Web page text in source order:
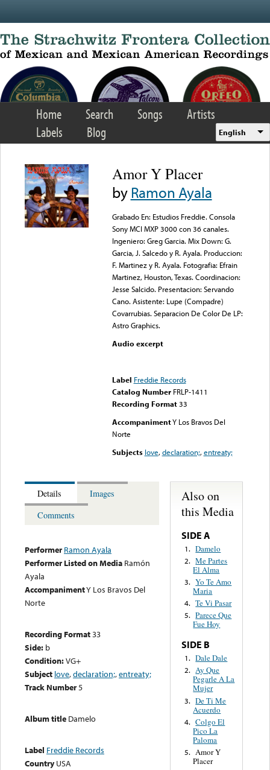
Home Search Songs
Artists
Labels
Blog English
Amor Y Placer
byRamon Ayala
Grabado En: Estudios Freddie. Consola
Sony MCI MXP 3000 con 36 canales.
Ingeniero: Greg Garcia. Mix Down: G.
Garcia, J. Salcedo y R. Ayala. Produccion:
F. Martinez y R. Ayala. Fotografia: Efrain
Martinez, Houston, Texas. Coordinacion:
Jesse Salcido. Presentacion: Servando
Cano. Asistente: Lupe (Compadre)
Covarrubias. Separacion De Color De LP:
Astro Graphics.
Audio excerpt
Label Freddie Records
Catalog Number FRLP-1411
Recording Format33
AccompanimentY Los Bravos Del
Norte
Subjects love,declaration;,entreaty;
Details
Images
Comments
Performer Ramon Ayala
Performer Listed on Media Ramón
Ayala
AccompanimentY Los Bravos Del
Norte
Recording Format33
Side: b
Condition:VG+
Subject love,declaration;,entreaty;
Track Number5
Album title Damelo
Label Freddie Records
Country USA
Also on
this Media
SIDE A
1. Damelo
2. Me Partes
El Alma
3. Yo Te Amo
Maria
4. Te Vi Pasar
5. Parece Que
Fue Hoy
SIDE B
1. Dale Dale
2. Ay Que
Pegarle A La
Mujer
3. De Ti Me
Acuerdo
4. Colgo El
Pico La
Paloma
5. Amor Y
Placer